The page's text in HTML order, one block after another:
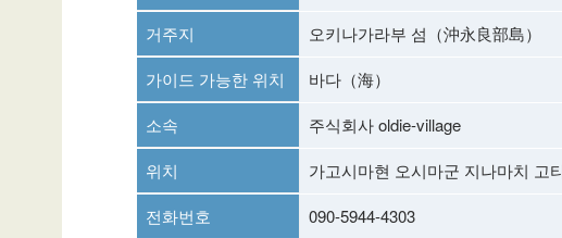
거주지
오키나가라부 섬（沖永良部島）
가이드 가능한 위치
바다（海）
소속
주식회사 oldie-village
위치
가고시마현 오시마군 지나마치 고
전화번호
090-5944-4303